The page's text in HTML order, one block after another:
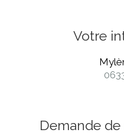
Votre
Demande